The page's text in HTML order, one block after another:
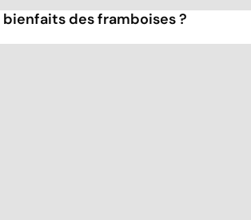
des framboises ?